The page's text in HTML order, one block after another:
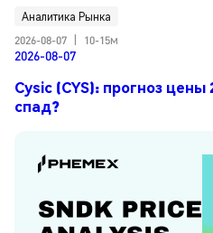
Аналитика Рынка
2026-08-07
10-15м
2026-08-07
Cysic (CYS): прогноз
спад?